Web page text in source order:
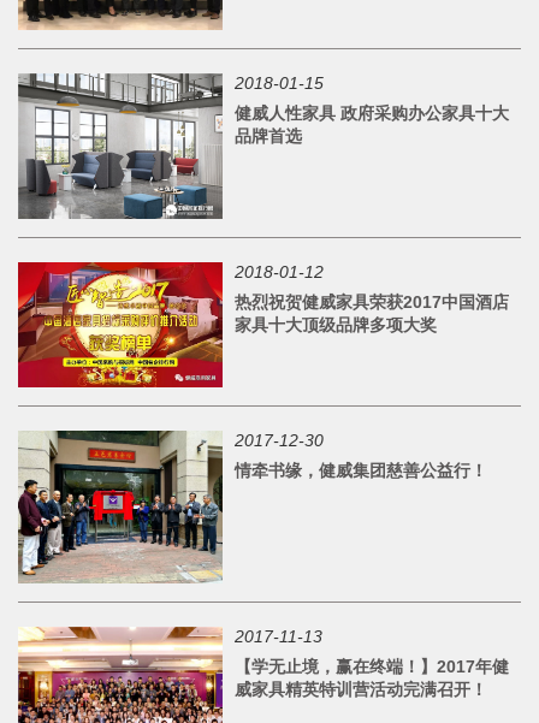
2018-01-15
健威人性家具 政府采购办公家具十大
品牌首选
2018-01-12
热烈祝贺健威家具荣获2017中国酒店
家具十大顶级品牌多项大奖
2017-12-30
情牵书缘，健威集团慈善公益行！
2017-11-13
【学无止境，赢在终端！】2017年健
威家具精英特训营活动完满召开！